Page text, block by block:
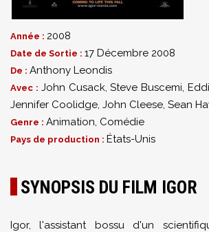
Année : 2008
Date de Sortie : 17 Décembre 2008
De : Anthony Leondis
Avec : John Cusack,Steve Buscemi,
Jennifer Coolidge, John Cleese, Sean
Genre : Animation, Comédie
Pays de production : États-Unis
SYNOPSIS DU FILM IGOR
Igor, l'assistant bossu d'un